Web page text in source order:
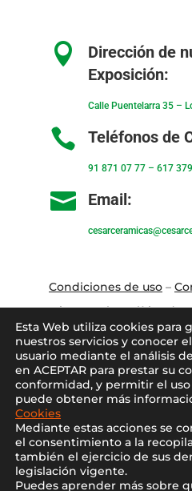

Dirección de
Exposición:
Calle Puentelarra 35 –
 Teléfonos de
91 871 07 77– 617
 Email:
Condiciones de uso–
Aviso Legal–Política de
de
Blog–Contacto–
Esta Web utiliza cookies para
nuestros servicios y conocer
usuario mediante el análisis
en ACEPTAR para prestar su
conformidad, y permitir el
puede obtener más
Cookies
Mediante estas acciones se
el consentimiento a la
también el ejercicio de sus
legislación vigente.
Puedes aprender más sobre